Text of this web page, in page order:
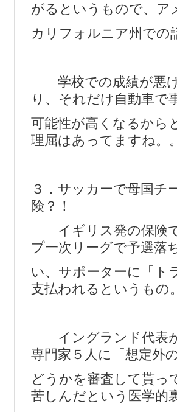
がるというもので、ア
カリフォルニア州での
学校での成績が悪け
り、それだけ自動車で
可能性が高くなるから
理屈はあってますね。
３．サッカーで母国チ
険？！
イギリス発の保険で
プ一次リーグで予選落
い、サポーターに「ト
支払われるというもの。
イングランド代表が
専門家５人に「想定外
どうかを審査して貰っ
苦しんだという医学的